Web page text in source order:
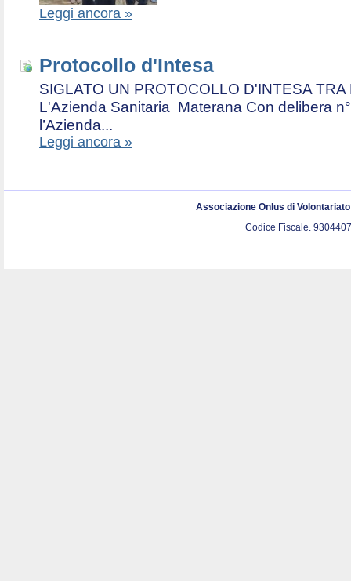
Leggi ancora »
Protocollo d'Intesa
SIGLATO UN PROTOCOLLO D'INTESA
L'Azienda Sanitaria Materana Con delibera
l’Azienda...
Leggi ancora »
Associazione Onlus di
Codice Fiscale.